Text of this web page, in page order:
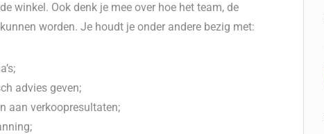
winkel. Ook denk je mee over hoe het team, de
worden. Je houdt je onder andere bezig met:
advies geven;
aan verkoopresultaten;